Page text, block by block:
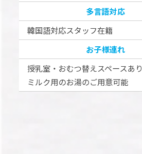
多言語対応
韓国語対応スタッフ在籍
お子様連れ
授乳室・おむつ替えスペースあり
ミルク用のお湯のご用意可能